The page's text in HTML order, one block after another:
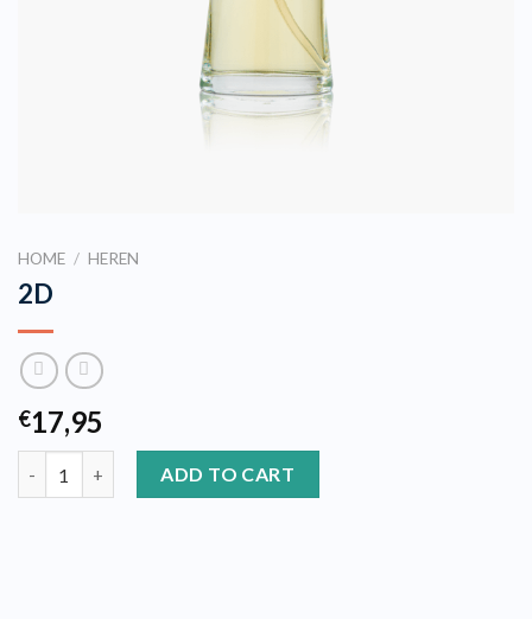
HOME / HEREN
2D
€17,95
ADD TO CART